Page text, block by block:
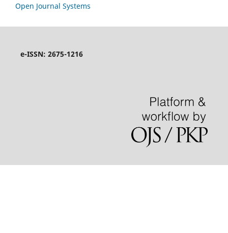
Open Journal Systems
e-ISSN: 2675-1216